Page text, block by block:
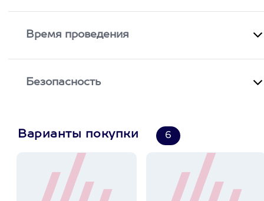
Время проведения
Безопасность
Варианты покупки 6